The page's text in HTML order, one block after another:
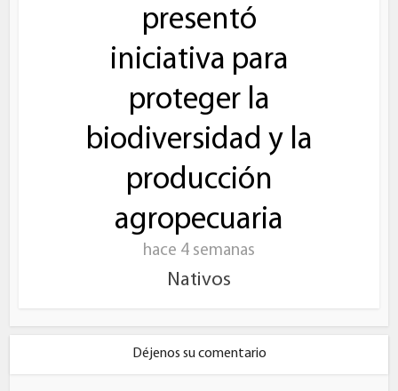
presentó
iniciativa para
proteger la
biodiversidad y la
producción
agropecuaria
hace 4 semanas
Nativos
Déjenos su comentario